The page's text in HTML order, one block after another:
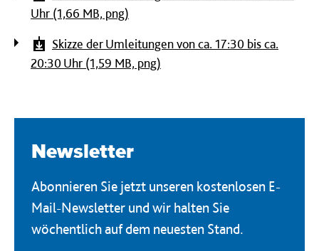
Uhr (1,66 MB, png)
Skizze der Umleitungen von ca. 17:30 bis ca.
20:30 Uhr (1,59 MB, png)
Newsletter
Abonnieren Sie jetzt unseren kostenlosen E-
Mail-Newsletter und wir halten Sie
wöchentlich auf dem neuesten Stand.